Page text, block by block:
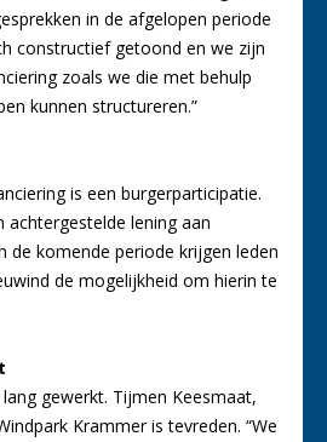
in de afgelopen periode
constructief getoond en we zijn
zoals we die met behulp
kunnen structureren.”
is een burgerparticipatie.
achtergestelde lening aan
de komende periode krijgen leden
de mogelijkheid om hierin te
gewerkt. Tijmen Keesmaat,
Krammer is tevreden. “We